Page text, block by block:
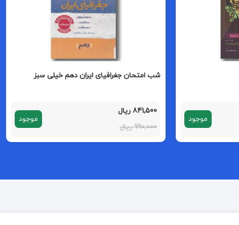
موجود
شب امتحان جغرافیای ایران دهم خیلی سبز
841,500 ریال
990,000 ریال
موجود